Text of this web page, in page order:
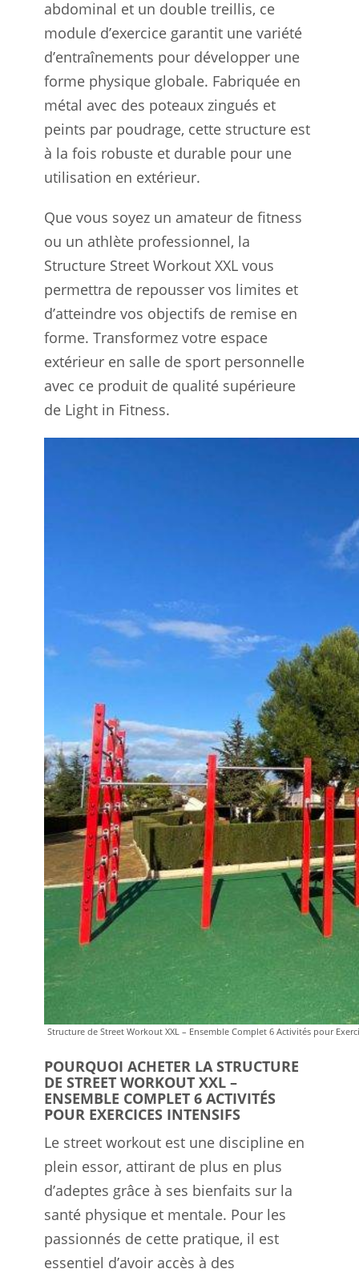
abdominal et un double treillis, ce
module d’exercice garantit une variété
d’entraînements pour développer une
forme physique globale. Fabriquée en
métal avec des poteaux zingués et
peints par poudrage, cette structure est
à la fois robuste et durable pour une
utilisation en extérieur.
Que vous soyez un amateur de fitness
ou un athlète professionnel, la
Structure Street Workout XXL vous
permettra de repousser vos limites et
d’atteindre vos objectifs de remise en
forme. Transformez votre espace
extérieur en salle de sport personnelle
avec ce produit de qualité supérieure
de Light in Fitness.
Structure de Street Workout XXL – Ensemble Complet 6 Activités pour
POURQUOI ACHETER LA STRUCTURE
DE STREET WORKOUT XXL –
ENSEMBLE COMPLET 6 ACTIVITÉS
POUR EXERCICES INTENSIFS
Le street workout est une discipline en
plein essor, attirant de plus en plus
d’adeptes grâce à ses bienfaits sur la
santé physique et mentale. Pour les
passionnés de cette pratique, il est
essentiel d’avoir accès à des